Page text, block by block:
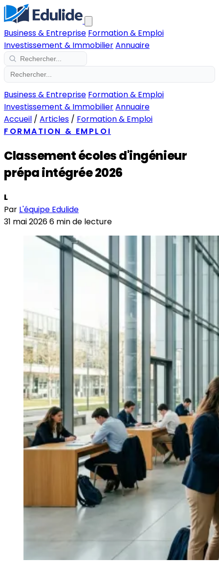
Business & Entreprise Formation & Emploi
Investissement & ImmobilierAnnuaire
Business & Entreprise Formation & Emploi
Investissement & ImmobilierAnnuaire
Accueil / Articles / Formation & Emploi
FORMATION & EMPLOI
Classement écoles d'ingénieur
prépa intégrée 2026
L
Par L'équipe Edulide
31 mai 20266 min de lecture